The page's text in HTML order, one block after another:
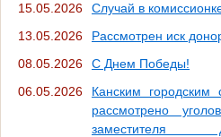
15.05.2026
Случай в
13.05.2026
Рассмотрен иск
08.05.2026
С Днем Победы!
06.05.2026
Канским городским
рассмотрено
заместителя